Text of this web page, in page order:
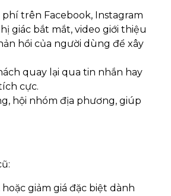
trên Facebook, Instagram
giác bắt mắt, video giới thiệu
hồi của người dùng để xây
quay lại qua tin nhắn hay
cực.
hội nhóm địa phương, giúp
giảm giá đặc biệt dành